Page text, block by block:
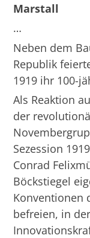
Marstall
…
Neben dem
Republik
1919 ihr 100-
Als Reaktion
der
Sezession
Conrad
Böckstiegel
Konventionen
befreien, in